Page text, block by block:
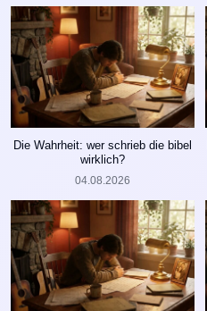
Die Wahrheit: wer schrieb die bibel
wirklich?
04.08.2026